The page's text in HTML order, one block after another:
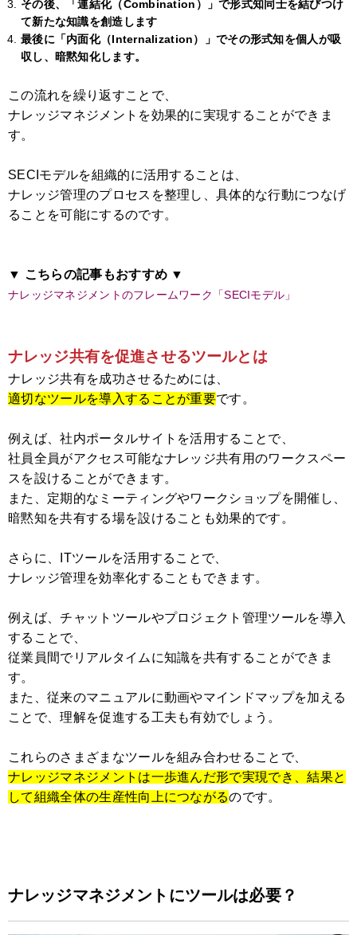
その後、「連結化（Combination）」で形式知同士を結びつけ
て新たな知識を創造します
最後に「内面化（Internalization）」でその形式知を個人が吸
収し、暗黙知化します。
この流れを繰り返すことで、
ナレッジマネジメントを効果的に実現することができま
す。
SECIモデルを組織的に活用することは、
ナレッジ管理のプロセスを整理し、具体的な行動につなげ
ることを可能にするのです。
▼ こちらの記事もおすすめ ▼
ナレッジマネジメントのフレームワーク「SECIモデル」
ナレッジ共有を促進させるツールとは
ナレッジ共有を成功させるためには、
適切なツールを導入することが重要です。
例えば、社内ポータルサイトを活用することで、
社員全員がアクセス可能なナレッジ共有用のワークスペー
スを設けることができます。
また、定期的なミーティングやワークショップを開催し、
暗黙知を共有する場を設けることも効果的です。
さらに、ITツールを活用することで、
ナレッジ管理を効率化することもできます。
例えば、チャットツールやプロジェクト管理ツールを導入
することで、
従業員間でリアルタイムに知識を共有することができま
す。
また、従来のマニュアルに動画やマインドマップを加える
ことで、理解を促進する工夫も有効でしょう。
これらのさまざまなツールを組み合わせることで、
ナレッジマネジメントは一歩進んだ形で実現でき、結果と
して組織全体の生産性向上につながるのです。
ナレッジマネジメントにツールは必要？